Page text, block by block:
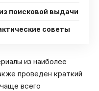
поисковой выдачи
советы
из наиболее
проведен краткий
всего